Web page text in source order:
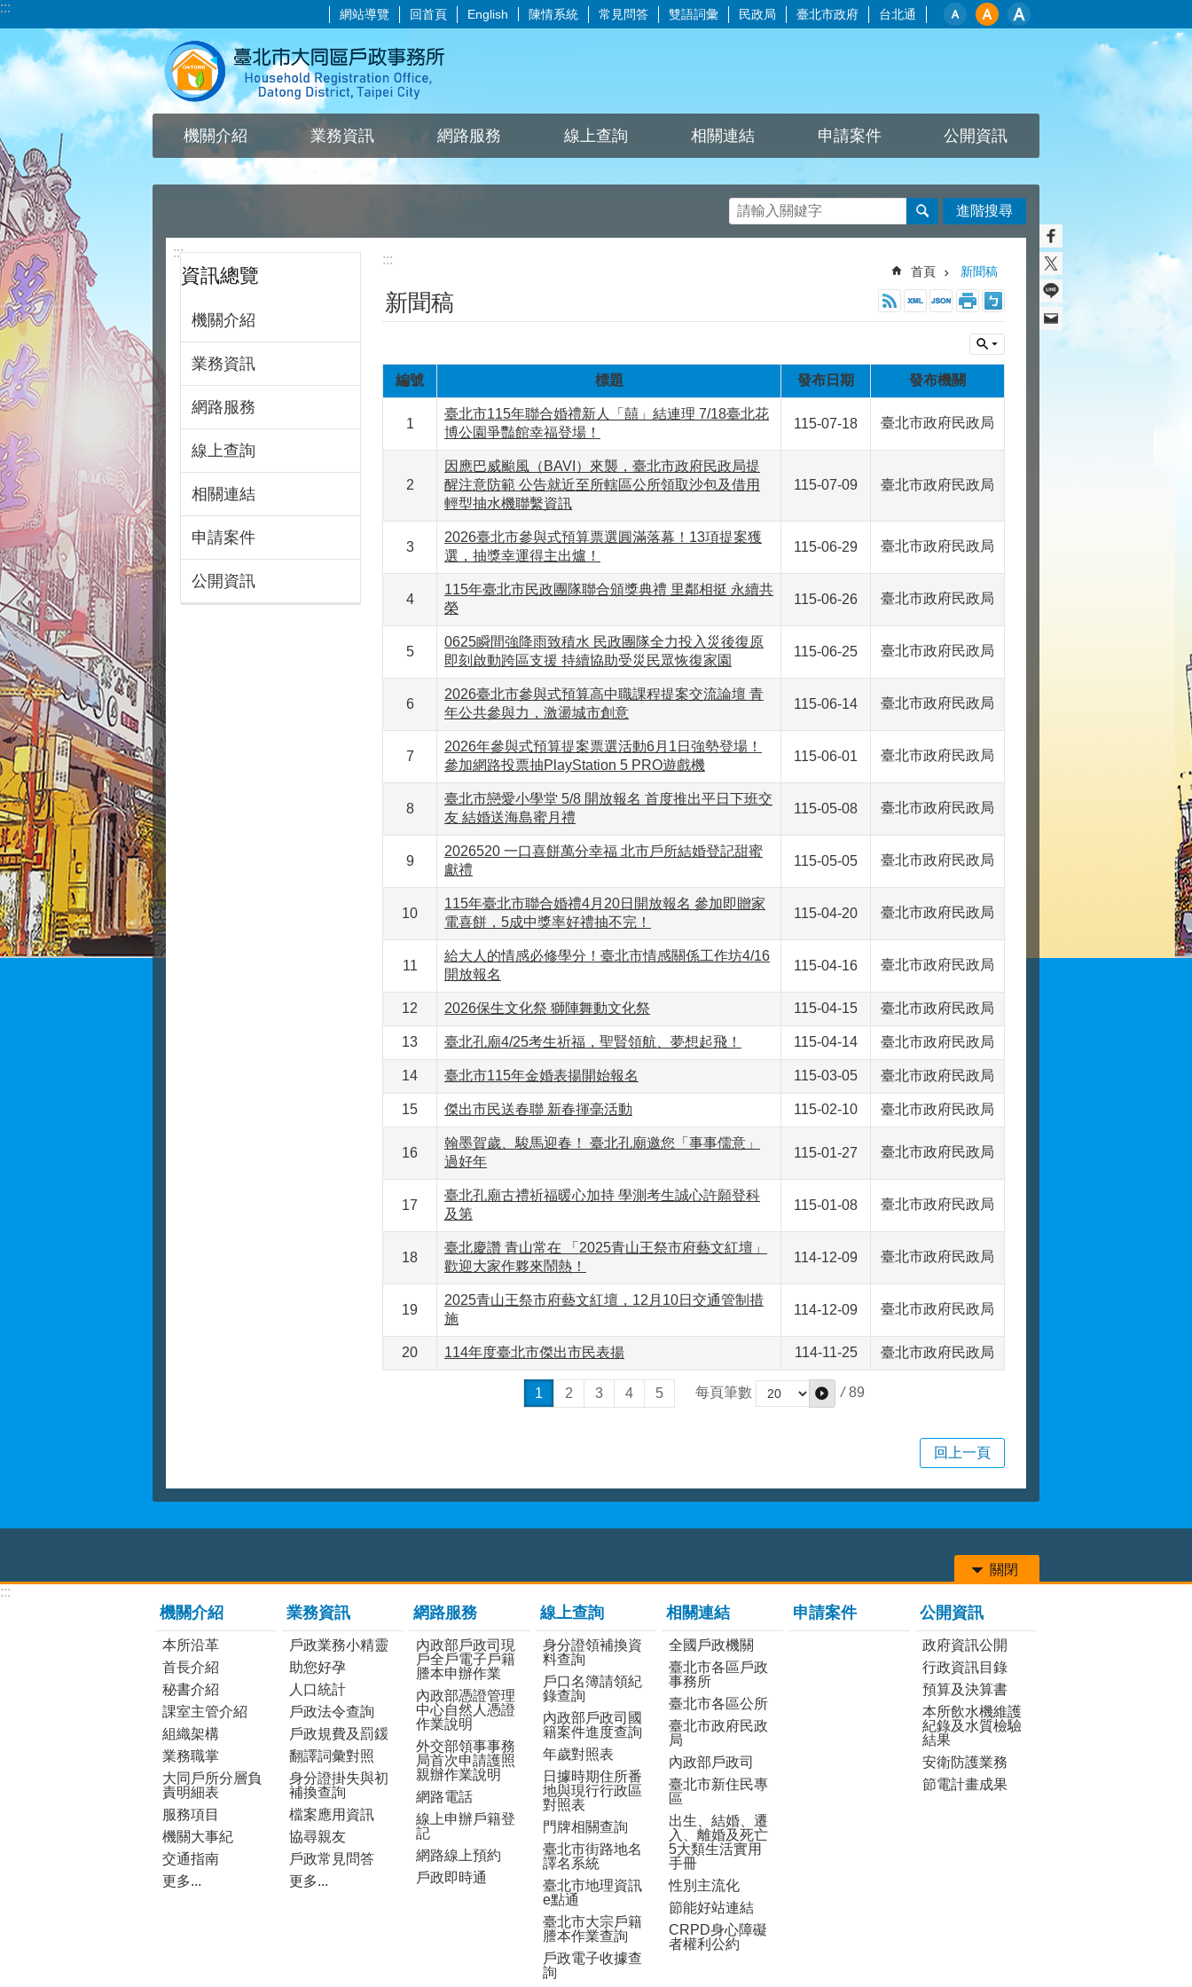
跳到主要內容區塊
::: 網站導覽 回首頁 English 陳情系統 常見問答 雙語詞彙 民政局 臺北市政府 台北通
機關介紹 業務資訊 網路服務 線上查詢 相關連結 申請案件 公開資訊
進階搜尋
:::
資訊總覽
機關介紹
業務資訊
網路服務
線上查詢
相關連結
申請案件
公開資訊
:::
首頁 新聞稿
新聞稿
編號 標題 發布日期 發布機關
1
臺北市115年聯合婚禮新人「囍」結連理 7/18臺北花
博公園爭豔館幸福登場！
115-07-18 臺北市政府民政局
2
因應巴威颱風（BAVI）來襲，臺北市政府民政局提
醒注意防範 公告就近至所轄區公所領取沙包及借用
輕型抽水機聯繫資訊
115-07-09 臺北市政府民政局
3
2026臺北市參與式預算票選圓滿落幕！13項提案獲
選，抽獎幸運得主出爐！
115-06-29 臺北市政府民政局
4
115年臺北市民政團隊聯合頒獎典禮 里鄰相挺 永續共
榮
115-06-26 臺北市政府民政局
5
0625瞬間強降雨致積水 民政團隊全力投入災後復原
即刻啟動跨區支援 持續協助受災民眾恢復家園
115-06-25 臺北市政府民政局
6
2026臺北市參與式預算高中職課程提案交流論壇 青
年公共參與力，激盪城市創意
115-06-14 臺北市政府民政局
7
2026年參與式預算提案票選活動6月1日強勢登場！
參加網路投票抽PlayStation 5 PRO遊戲機
115-06-01 臺北市政府民政局
8
臺北市戀愛小學堂 5/8 開放報名 首度推出平日下班交
友 結婚送海島蜜月禮
115-05-08 臺北市政府民政局
9
2026520 一口喜餅萬分幸福 北市戶所結婚登記甜蜜
獻禮
115-05-05 臺北市政府民政局
10
115年臺北市聯合婚禮4月20日開放報名 參加即贈家
電喜餅，5成中獎率好禮抽不完！
115-04-20 臺北市政府民政局
11
給大人的情感必修學分！臺北市情感關係工作坊4/16
開放報名
115-04-16 臺北市政府民政局
12 2026保生文化祭 獅陣舞動文化祭 115-04-15 臺北市政府民政局
13 臺北孔廟4/25考生祈福，聖賢領航、夢想起飛！ 115-04-14 臺北市政府民政局
14 臺北市115年金婚表揚開始報名 115-03-05 臺北市政府民政局
15 傑出市民送春聯 新春揮毫活動 115-02-10 臺北市政府民政局
16
翰墨賀歲、駿馬迎春！ 臺北孔廟邀您「事事儒意」
過好年
115-01-27 臺北市政府民政局
17
臺北孔廟古禮祈福暖心加持 學測考生誠心許願登科
及第
115-01-08 臺北市政府民政局
18
臺北慶讚 青山常在 「2025青山王祭市府藝文紅壇」
歡迎大家作夥來鬧熱！
114-12-09 臺北市政府民政局
19
2025青山王祭市府藝文紅壇，12月10日交通管制措
施
114-12-09 臺北市政府民政局
20 114年度臺北市傑出市民表揚 114-11-25 臺北市政府民政局
1 2 3 4 5 每頁筆數 / 89
回上一頁
關閉
:::
機關介紹
本所沿革
首長介紹
秘書介紹
課室主管介紹
組織架構
業務職掌
大同戶所分層負
責明細表
服務項目
機關大事紀
交通指南
更多...
業務資訊
戶政業務小精靈
助您好孕
人口統計
戶政法令查詢
戶政規費及罰鍰
翻譯詞彙對照
身分證掛失與初
補換查詢
檔案應用資訊
協尋親友
戶政常見問答
更多...
網路服務
內政部戶政司現
戶全戶電子戶籍
謄本申辦作業
內政部憑證管理
中心自然人憑證
作業說明
外交部領事事務
局首次申請護照
親辦作業說明
網路電話
線上申辦戶籍登
記
網路線上預約
戶政即時通
線上查詢
身分證領補換資
料查詢
戶口名簿請領紀
錄查詢
內政部戶政司國
籍案件進度查詢
年歲對照表
日據時期住所番
地與現行行政區
對照表
門牌相關查詢
臺北市街路地名
譯名系統
臺北市地理資訊
e點通
臺北市大宗戶籍
謄本作業查詢
戶政電子收據查
詢
相關連結
全國戶政機關
臺北市各區戶政
事務所
臺北市各區公所
臺北市政府民政
局
內政部戶政司
臺北市新住民專
區
出生、結婚、遷
入、離婚及死亡
5大類生活實用
手冊
性別主流化
節能好站連結
CRPD身心障礙
者權利公約
申請案件 公開資訊
政府資訊公開
行政資訊目錄
預算及決算書
本所飲水機維護
紀錄及水質檢驗
結果
安衛防護業務
節電計畫成果